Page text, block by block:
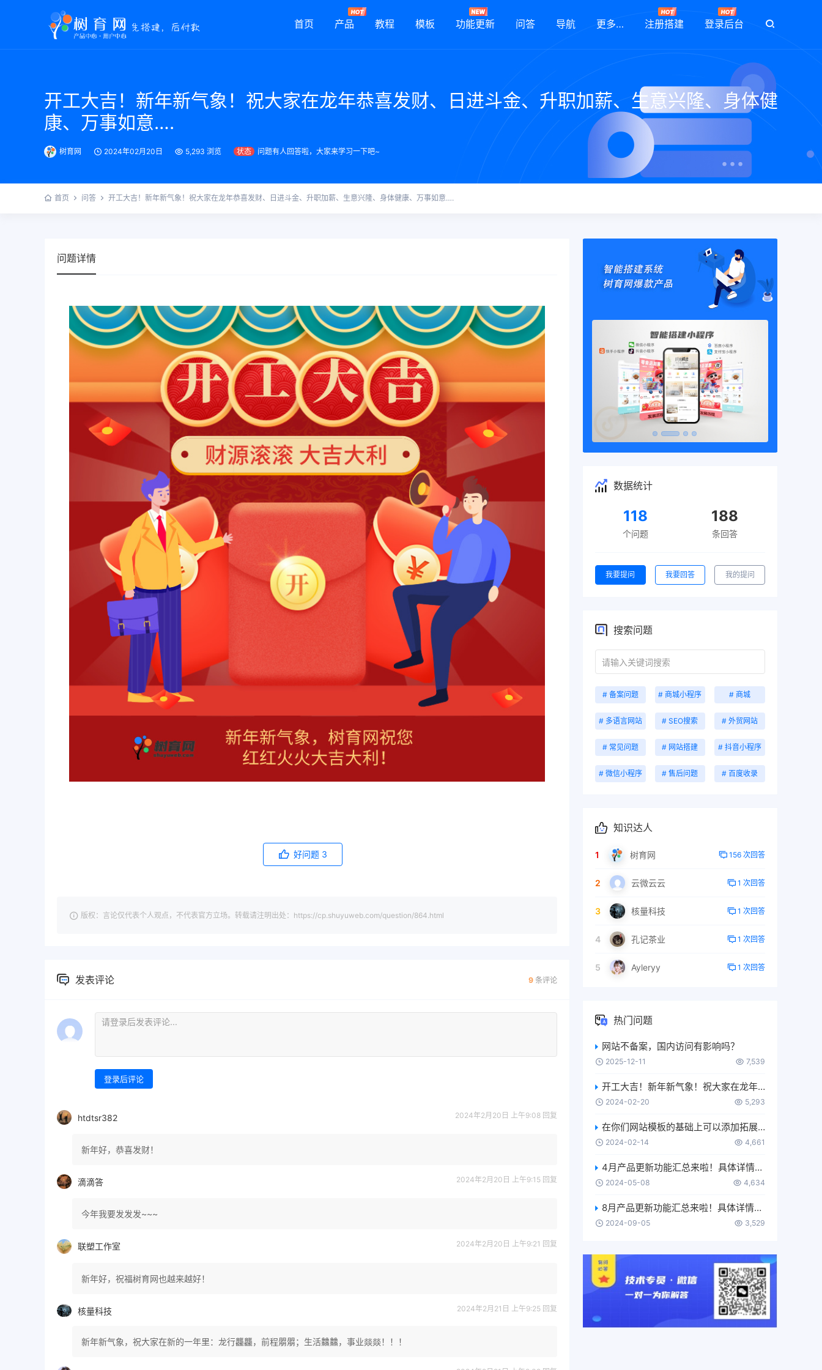
首页 产品 教程 模板 功能更新 问答 导航 更多… 注册搭建 登录后台
开工大吉！新年新气象！祝大家在龙年恭喜发财、日进斗金、升职加薪、生意兴隆、身体健
康、万事如意….
树育网 2024年02月20日 5,293 浏览 状态 问题有人回答啦，大家来学习一下吧~
首页 问答 开工大吉！新年新气象！祝大家在龙年恭喜发财、日进斗金、升职加薪、生意兴隆、身体健康、万事如意….
问题详情
好问题 3
版权：言论仅代表个人观点，不代表官方立场。转载请注明出处：https://cp.shuyuweb.com/question/864.html
发表评论 9 条评论
登录后评论
htdtsr382 2024年2月20日 上午9:08 回复
新年好，恭喜发财！
滴滴答 2024年2月20日 上午9:15 回复
今年我要发发发~~~
联塑工作室 2024年2月20日 上午9:21 回复
新年好，祝福树育网也越来越好！
核量科技 2024年2月21日 上午9:25 回复
新年新气象，祝大家在新的一年里：龙行龘龘，前程朤朤；生活䲜䲜，事业燚燚！！！
数据统计
118
个问题
188
条回答
我要提问 我要回答 我的提问
搜索问题
# 备案问题 # 商城小程序 # 商城
# 多语言网站 # SEO搜索 # 外贸网站
# 常见问题 # 网站搭建 # 抖音小程序
# 微信小程序 # 售后问题 # 百度收录
知识达人
1 树育网 156 次回答
2 云微云云 1 次回答
3 核量科技 1 次回答
4 孔记茶业 1 次回答
5 Ayleryy 1 次回答
热门问题
网站不备案，国内访问有影响吗？
2025-12-11 7,539
开工大吉！新年新气象！祝大家在龙年恭喜发财、日进斗金、升职加薪、生意兴隆、身体健康、万事如意….
2024-02-20 5,293
在你们网站模板的基础上可以添加拓展代码吗？
2024-02-14 4,661
4月产品更新功能汇总来啦！具体详情介绍及使用，可移步【使用更多-产品使用手册-功能更新】进行了解~
2024-05-08 4,634
8月产品更新功能汇总来啦！具体详情介绍及使用，可移步【使用更多-产品使用手册-功能更新】进行了解~
2024-09-05 3,529